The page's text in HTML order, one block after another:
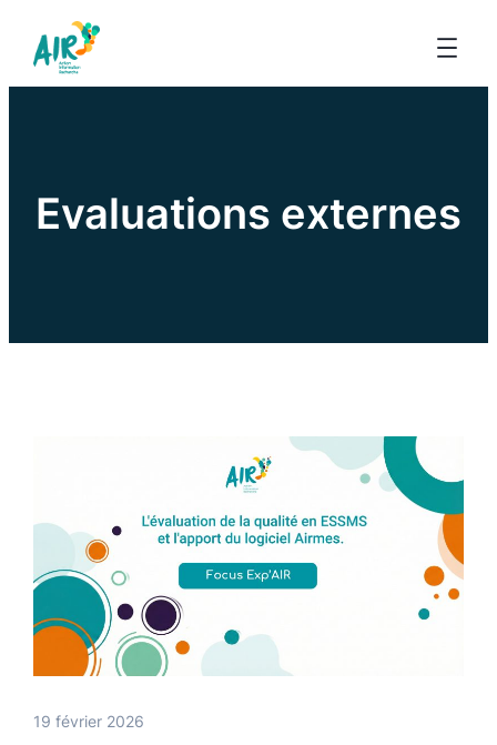
Evaluations externes
19 février 2026